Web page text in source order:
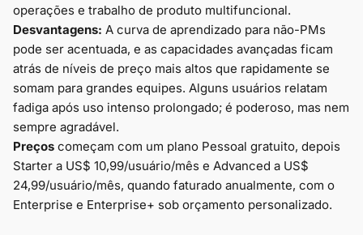
operações e trabalho de produto multifuncional.
Desvantagens: A curva de aprendizado para não-PMs
pode ser acentuada, e as capacidades avançadas ficam
atrás de níveis de preço mais altos que rapidamente se
somam para grandes equipes. Alguns usuários relatam
fadiga após uso intenso prolongado; é poderoso, mas nem
sempre agradável.
Preços começam com um plano Pessoal gratuito, depois
Starter a US$ 10,99/usuário/mês e Advanced a US$
24,99/usuário/mês, quando faturado anualmente, com o
Enterprise e Enterprise+ sob orçamento personalizado.